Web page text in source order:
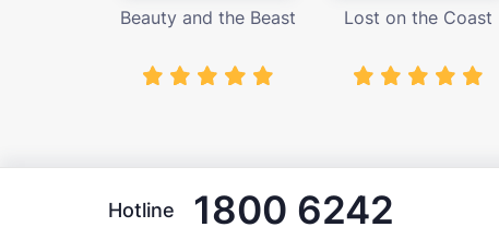
Beauty and the Beast Lost on the Coast
Hotline 1800 6242